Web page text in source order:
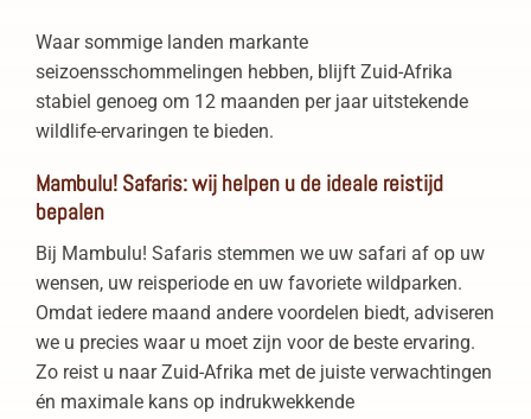
Waar sommige landen markante
seizoensschommelingen hebben, blijft Zuid-Afrika
stabiel genoeg om 12 maanden per jaar uitstekende
wildlife-ervaringen te bieden.
Mambulu! Safaris: wij helpen u de ideale reistijd
bepalen
Bij Mambulu! Safaris stemmen we uw safari af op uw
wensen, uw reisperiode en uw favoriete wildparken.
Omdat iedere maand andere voordelen biedt, adviseren
we u precies waar u moet zijn voor de beste ervaring.
Zo reist u naar Zuid-Afrika met de juiste verwachtingen
én maximale kans op indrukwekkende